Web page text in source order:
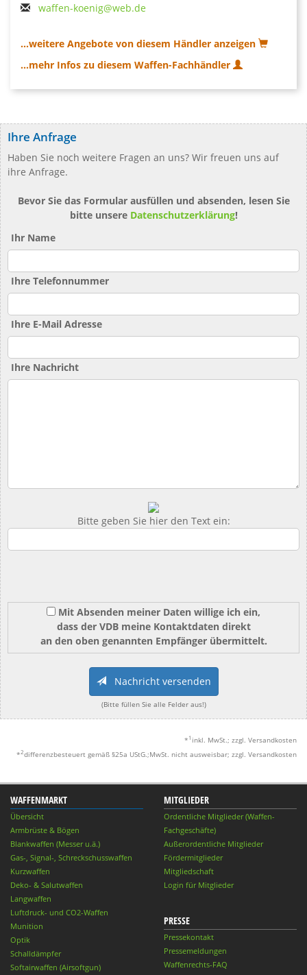
waffen-koenig@web.de
...weitere Angebote von diesem Händler anzeigen
...mehr Infos zu diesem Waffen-Fachhändler
Ihre Anfrage
Haben Sie noch weitere Fragen an uns? Wir freuen uns auf
ihre Anfrage.
Bevor Sie das Formular ausfüllen und absenden, lesen Sie
bitte unsere Datenschutzerklärung!
Ihr Name
Ihre Telefonnummer
Ihre E-Mail Adresse
Ihre Nachricht
Bitte geben Sie hier den Text ein:
Mit Absenden meiner Daten willige ich ein,
dass der VDB meine Kontaktdaten direkt
an den oben genannten Empfänger übermittelt.
Nachricht versenden
(Bitte füllen Sie alle Felder aus!)
* 1 inkl. MwSt.; zzgl. Versandkosten
*2differenzbesteuert gemäß §25a UStG.;MwSt. nicht ausweisbar; zzgl. Versandkosten
WAFFENMARKT
Übersicht
Armbrüste & Bögen
Blankwaffen (Messer u.ä.)
Gas-, Signal-, Schreckschusswaffen
Kurzwaffen
Deko- & Salutwaffen
Langwaffen
Luftdruck- und CO2-Waffen
Munition
Optik
Schalldämpfer
Softairwaffen (Airsoftgun)
MITGLIEDER
Ordentliche Mitglieder (Waffen-
Fachgeschäfte)
Außerordentliche Mitglieder
Fördermitglieder
Mitgliedschaft
Login für Mitglieder
PRESSE
Pressekontakt
Pressemeldungen
Waffenrechts-FAQ